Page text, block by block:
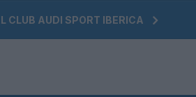
CLUB AUDI SPORT IBERICA